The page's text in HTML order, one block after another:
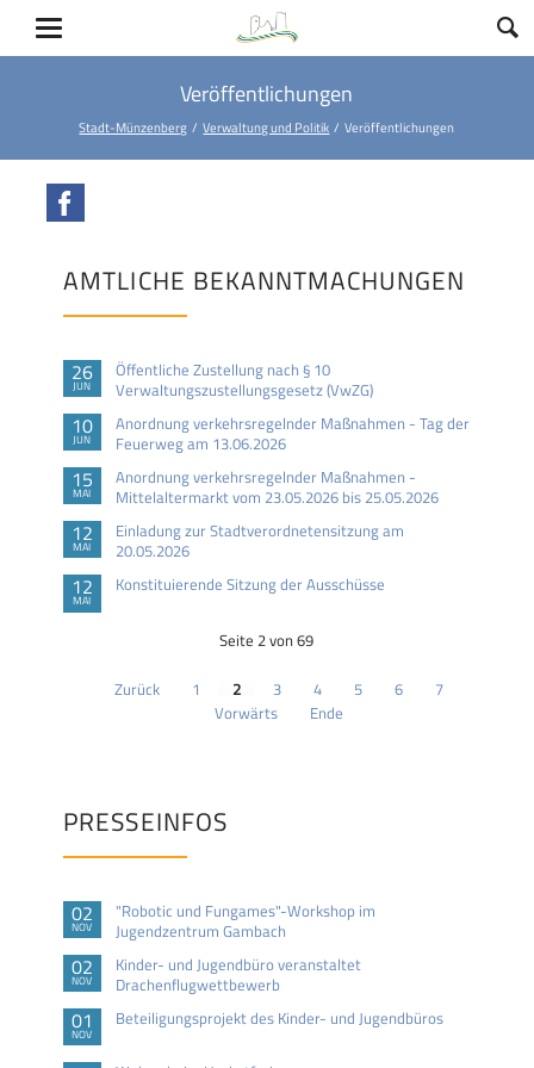
Veröffentlichungen
Stadt-Münzenberg Verwaltung und Politik Veröffentlichungen
AMTLICHE BEKANNTMACHUNGEN
26
JUN
Öffentliche Zustellung nach § 10
Verwaltungszustellungsgesetz (VwZG)
10
JUN
Anordnung verkehrsregelnder Maßnahmen - Tag der
Feuerweg am 13.06.2026
15
MAI
Anordnung verkehrsregelnder Maßnahmen -
Mittelaltermarkt vom 23.05.2026 bis 25.05.2026
12
MAI
Einladung zur Stadtverordnetensitzung am
20.05.2026
12
MAI
Konstituierende Sitzung der Ausschüsse
Seite 2 von 69
Zurück 1 2 3 4 5 6
7
Vorwärts
Ende
PRESSEINFOS
02
NOV
"Robotic und Fungames"-Workshop im
Jugendzentrum Gambach
02
NOV
Kinder- und Jugendbüro veranstaltet
Drachenflugwettbewerb
01
NOV
Beteiligungsprojekt des Kinder- und Jugendbüros